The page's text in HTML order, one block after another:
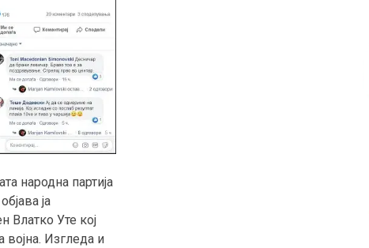
народна партија
ја
Влатко Уте кој
војна. Изгледа и